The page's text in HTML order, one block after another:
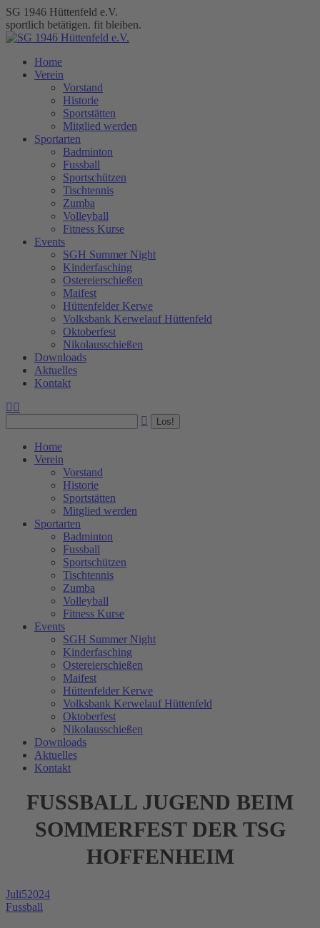
Zum
Inhalt
springen
SG 1946 Hüttenfeld e.V.
sportlich betätigen. fit bleiben.
Home
Verein
Vorstand
Historie
Sportstätten
Mitglied werden
Sportarten
Badminton
Fussball
Sportschützen
Tischtennis
Zumba
Volleyball
Fitness Kurse
Events
SGH Summer Night
Kinderfasching
Ostereierschießen
Maifest
Hüttenfelder Kerwe
Volksbank Kerwelauf Hüttenfeld
Oktoberfest
Nikolausschießen
Downloads
Aktuelles
Kontakt
Facebook
opens
new
opens
in
new
window
Home
Verein
Vorstand
Historie
Sportstätten
Mitglied werden
Sportarten
Badminton
Fussball
Sportschützen
Tischtennis
Zumba
Volleyball
Fitness Kurse
Events
SGH Summer Night
Kinderfasching
Ostereierschießen
Maifest
Hüttenfelder Kerwe
Volksbank Kerwelauf Hüttenfeld
Oktoberfest
Nikolausschießen
Downloads
Aktuelles
Kontakt
FUSSBALL JUGEND BEIM
SOMMERFEST DER TSG
HOFFENHEIM
Juli52024
Fussball